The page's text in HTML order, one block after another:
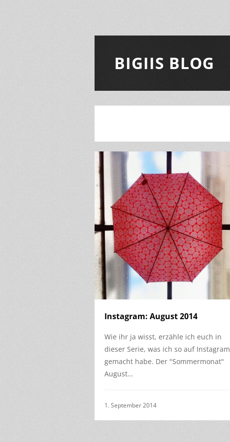
BIGIIS BLOG
Instagram: August 2014
Wie ihr ja wisst, erzähle ich euch in
dieser Serie, was ich so auf Instagram
gemacht habe. Der "Sommermonat"
August…
1. September 2014